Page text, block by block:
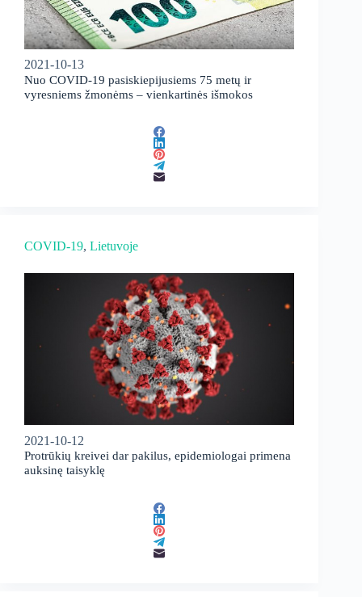
2021-10-13
Nuo COVID-19 pasiskiepijusiems 75 metų ir
vyresniems žmonėms – vienkartinės išmokos
COVID-19, Lietuvoje
2021-10-12
Protrūkių kreivei dar pakilus, epidemiologai primena
auksinę taisyklę